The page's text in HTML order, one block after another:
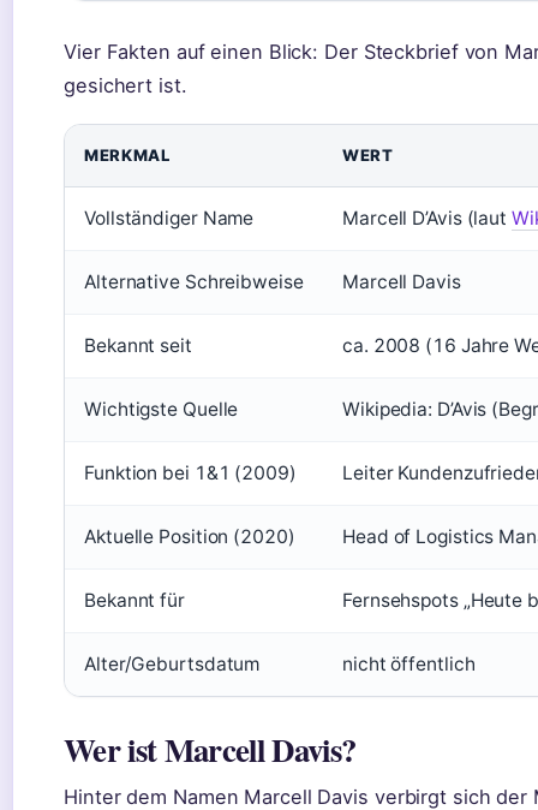
Vier Fakten auf einen Blick: Der Steckbrief von
gesichert ist.
MERKMAL WERT
Vollständiger Name Marcell D’Avis (laut
Alternative Schreibweise Marcell Davis
Bekannt seit ca. 2008 (16 Jahre
Wichtigste Quelle Wikipedia: D’Avis
Funktion bei 1&1 (2009) Leiter
Aktuelle Position (2020) Head of Logistics
Bekannt für Fernsehspots „Heute
Alter/Geburtsdatum nicht öffentlich
Wer ist Marcell Davis?
Hinter dem Namen Marcell Davis verbirgt sich der